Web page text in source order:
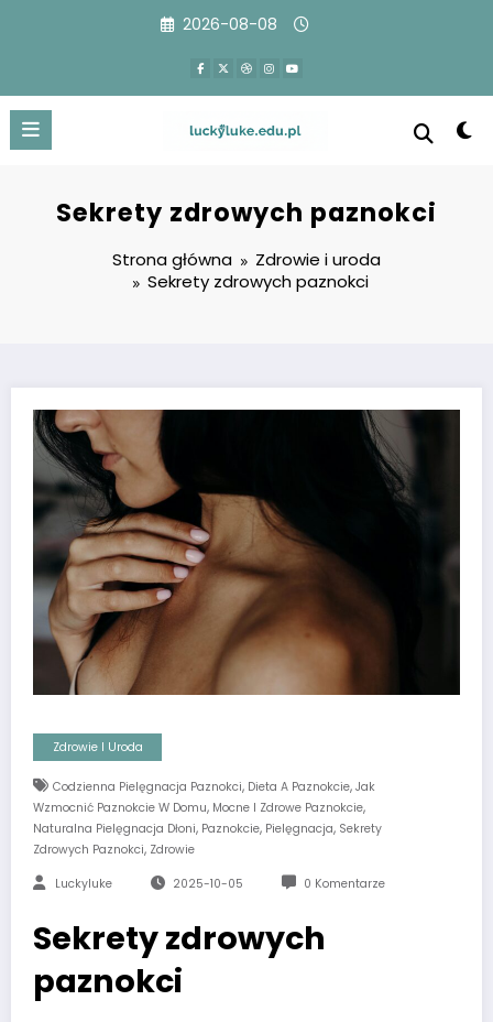
2026-08-08
Sekrety zdrowych paznokci
Strona główna
Zdrowie i uroda
Sekrety zdrowych paznokci
Zdrowie I Uroda
Codzienna Pielęgnacja Paznokci, Dieta A Paznokcie, Jak
Wzmocnić Paznokcie W Domu, Mocne I Zdrowe Paznokcie,
Naturalna Pielęgnacja Dłoni, Paznokcie, Pielęgnacja, Sekrety
Zdrowych Paznokci, Zdrowie
Luckyluke 2025-10-05 0 Komentarze
Sekrety zdrowych
paznokci